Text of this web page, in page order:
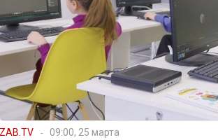
ZAB.TV 09:00, 25 марта